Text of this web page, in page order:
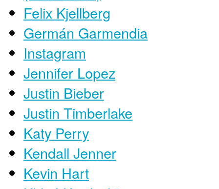
Felix Kjellberg
Germán Garmendia
Instagram
Jennifer Lopez
Justin Bieber
Justin Timberlake
Katy Perry
Kendall Jenner
Kevin Hart